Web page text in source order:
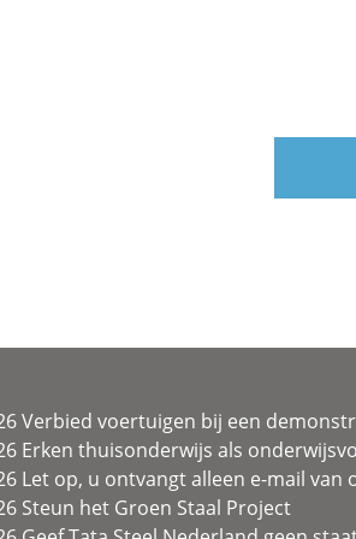
Verbied voertuigen bij een
Erken thuisonderwijs als
Let op, u ontvangt alleen e-mail van
Steun het Groen Staal Project